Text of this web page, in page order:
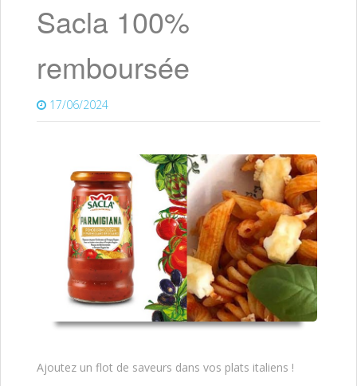
Sacla 100%
remboursée
17/06/2024
Ajoutez un flot de saveurs dans vos plats italiens !